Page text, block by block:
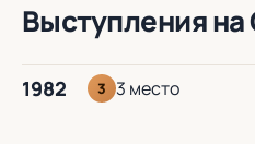
Выступления
1982 3 3 место